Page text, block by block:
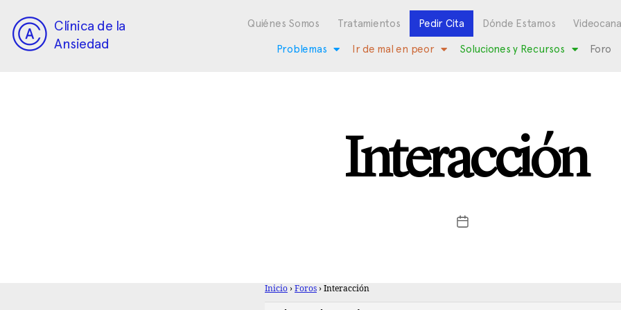
Clínica de la
Ansiedad
Quiénes Somos Tratamientos Pedir Cita Dónde Estamos
Problemas Ir de mal en peor Soluciones y Recursos Foro
Interacción
Inicio › Foros › Interacción